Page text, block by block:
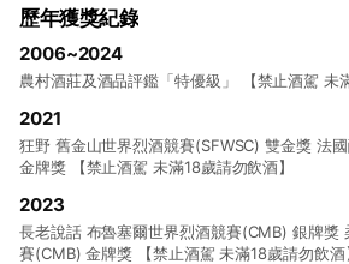
歷年獲獎紀錄
2006~2024
農村酒莊及酒品評鑑「特優級」 【禁止酒駕 未
2021
狂野 舊金山世界烈酒競賽(SFWSC) 雙金獎 法
金牌獎 【禁止酒駕 未滿18歲請勿飲酒】
2023
長老說話 布魯塞爾世界烈酒競賽(CMB) 銀牌獎 柔水 布魯塞爾世界烈酒競
賽(CMB) 金牌獎 【禁止酒駕 未滿18歲請勿飲酒